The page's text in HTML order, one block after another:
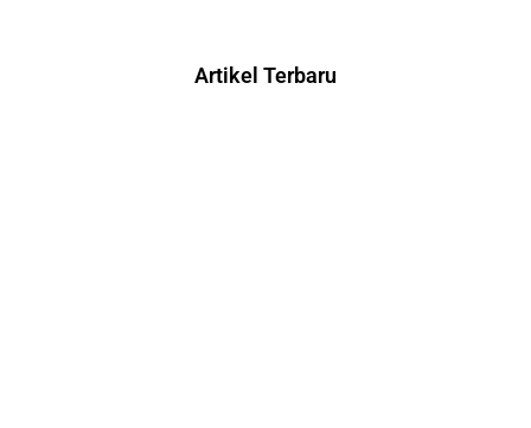
Artikel Terbaru